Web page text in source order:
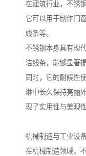
在建筑行业，不锈
它可以用于制作门
线条等。
不锈钢本身具有现
洁线条，能够显著
同时，它的耐候性
淋中长久保持亮丽
现了实用性与美观性
机械制造与工业设
在机械制造领域，